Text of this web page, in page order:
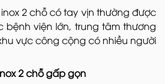
2 chỗ có tay vịn thường được
bệnh viện lớn, trung tâm thương
vực công cộng có nhiều người
2 chỗ gấp gọn